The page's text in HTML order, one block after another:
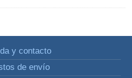
y contacto
de envío